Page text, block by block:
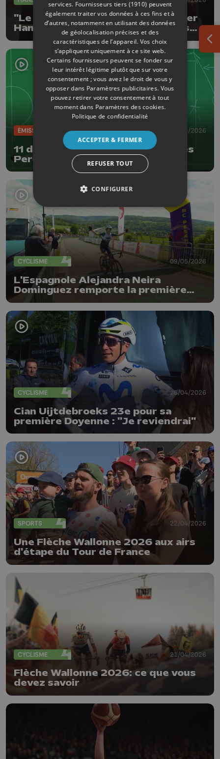
"Le HC Sprimont évoluera en Super
Handball League avec des joueurs
ÉMISSIONS 12/05/2026
11 dit tout avec Thomas Rodrigues
Pereira
CYCLISME 09/05/2026
L'Espagnole Alejandra Neira
Dominguez remporte la première
édition féminine de Liège-
Bastogne-Liège Juniors
CYCLISME 26/04/2026
Cian Uijtdebroeks 23e pour sa
première Doyenne : "Je reviendrai"
SPORTS 22/04/2026
Une Flèche Wallonne 2026 aux airs
d'étape du Tour de France
CYCLISME 21/04/2026
Flèche Wallonne 2026: ce que vous
devez savoir
services. Fournisseurs tiers (1910) peuvent
également traiter vos données à ces fins et à
d’autres, notamment en utilisant des données
de géolocalisation précises et des
caractéristiques de l’appareil. Vos choix
s’appliquent uniquement à ce site web.
Certains fournisseurs peuvent se fonder sur
leur intérêt légitime plutôt que sur votre
consentement ; vous avez le droit de vous y
opposer dans Paramètres publicitaires. Vous
pouvez retirer votre consentement à tout
moment dans Paramètres des cookies.
Politique de confidentialité
ACCEPTER & FERMER
REFUSER TOUT
CONFIGURER